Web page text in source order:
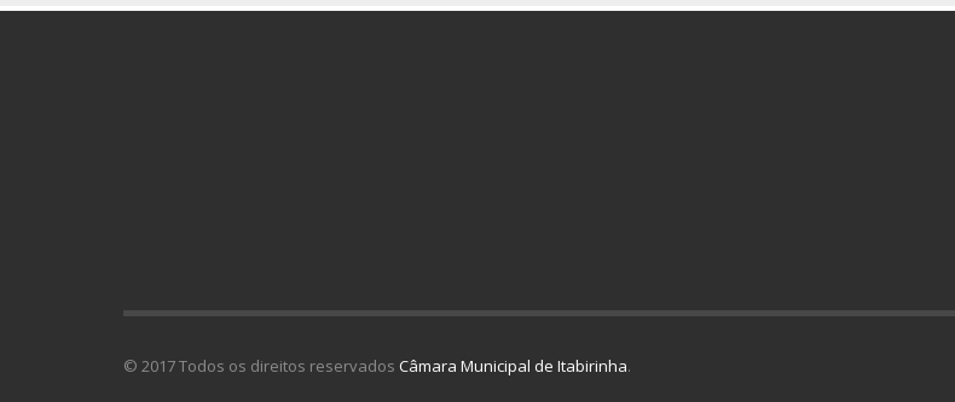
© 2017 Todos os direitos reservados Câmara Municipal de Itabirinha.